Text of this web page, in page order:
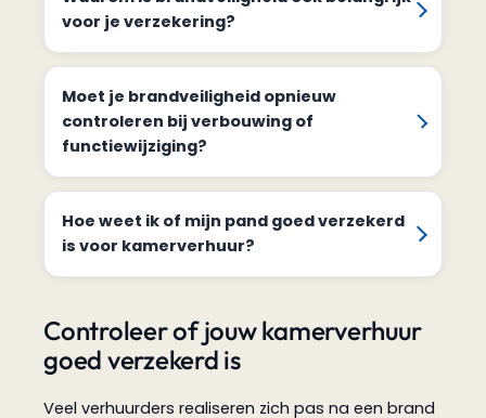
voor je verzekering?
Moet je brandveiligheid opnieuw
controleren bij verbouwing of
functiewijziging?
Hoe weet ik of mijn pand goed verzekerd
is voor kamerverhuur?
Controleer of jouw kamerverhuur
goed verzekerd is
Veel verhuurders realiseren zich pas na een brand